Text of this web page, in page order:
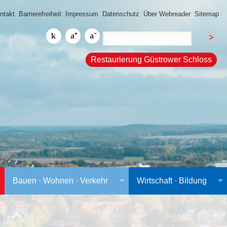
Barrierefreiheit Impressum Datenschutz Über Webreader Sitemap
Restaurierung Güstrower Schloss
Bauen · Wohnen · Verkehr Wirtschaft · Bildung